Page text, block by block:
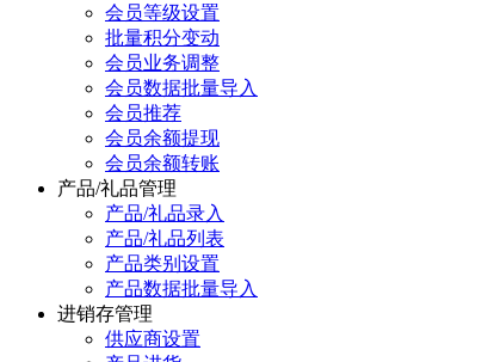
会员等级设置
批量积分变动
会员业务调整
会员数据批量导入
会员推荐
会员余额提现
会员余额转账
产品/礼品管理
产品/礼品录入
产品/礼品列表
产品类别设置
产品数据批量导入
进销存管理
供应商设置